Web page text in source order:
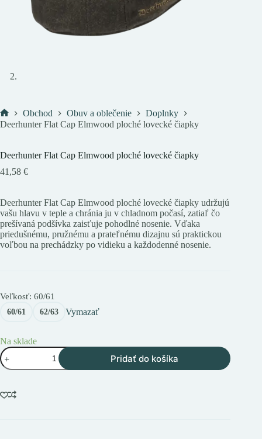
Domov
Obchod Obuv a oblečenie
Doplnky
Deerhunter Flat Cap Elmwood ploché lovecké čiapky
Deerhunter Flat Cap Elmwood ploché lovecké čiapky
41,58 €
Deerhunter Flat Cap Elmwood ploché lovecké čiapky udržujú
vašu hlavu v teple a chránia ju v chladnom počasí, zatiaľ čo
prešívaná podšívka zaisťuje pohodlné nosenie. Vďaka
priedušnému, pružnému a prateľnému dizajnu sú praktickou
voľbou na prechádzky po vidieku a každodenné nosenie.
Veľkosť: 60/61
60/61 62/63 Vymazať
Na sklade
množstvo
Deerhunter
Flat
Elmwood
ploché
Pridať do košíka